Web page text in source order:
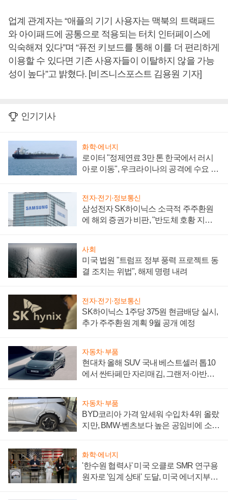
업계 관계자는 “애플의 기기 사용자는 맥북의 트랙패드
와 아이패드에 공통으로 적용되는 터치 인터페이스에
익숙해져 있다”며 “퓨전 키보드를 통해 이를 더 편리하게
이용할 수 있다면 기존 사용자들이 이탈하지 않을 가능
성이 높다”고 밝혔다. [비즈니스포스트 김용원 기자]
인기기사
화학·에너지
로이터 "정제연료 3만 톤 한국에서 러시
아로 이동", 우크라이나의 공격에 수요 늘
전자·전기·정보통신
삼성전자 SK하이닉스 소극적 주주환원
에 해외 증권가 비판, "반도체 호황 지속
사회
미국 법원 "트럼프 정부 풍력 프로젝트 동
결 조치는 위법", 해제 명령 내려
전자·전기·정보통신
SK하이닉스 1주당 375원 현금배당 실시,
추가 주주환원 계획 9월 공개 예정
자동차·부품
현대차 올해 SUV 국내 베스트셀러 톱10
에서 싼타페만 자리매김, 그랜저·아반떼
자동차·부품
BYD코리아 가격 앞세워 수입차 4위 올랐
지만, BMW·벤츠보다 높은 공임비에 소비
화학·에너지
'한수원 협력사' 미국 오클로 SMR 연구용
원자로 '임계 상태' 도달, 미국 에너지부